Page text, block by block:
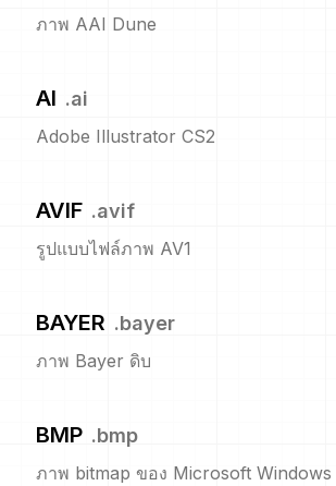
ภาพ AAI Dune
AI .ai
Adobe Illustrator CS2
AVIF .avif
รูปแบบไฟล์ภาพ AV1
BAYER .bayer
ภาพ Bayer ดิบ
BMP .bmp
ภาพ bitmap ของ Microsoft Windows